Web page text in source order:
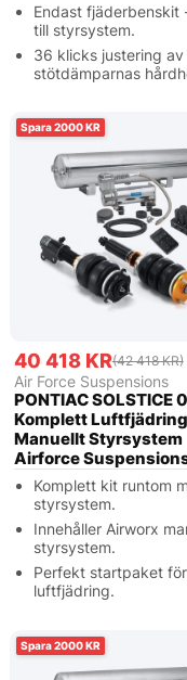
Endast fjäderbenskit
till styrsystem.
36 klicks justering av
stötdämparnas
2000
40 418 KR(42 418 KR)
Air Force Suspensions
PONTIAC SOLSTICE
Komplett
Manuellt Styrsystem
Airforce
Komplett kit runtom
styrsystem.
Innehåller Airworx
styrsystem.
Perfekt startpaket för
luftfjädring.
2000